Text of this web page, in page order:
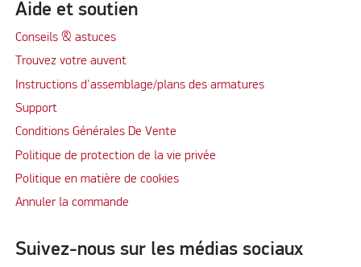
Aide et soutien
Conseils & astuces
Trouvez votre auvent
Instructions d'assemblage/plans des armatures
Support
Conditions Générales De Vente
Politique de protection de la vie privée
Politique en matière de cookies
Annuler la commande
Suivez-nous sur les médias sociaux